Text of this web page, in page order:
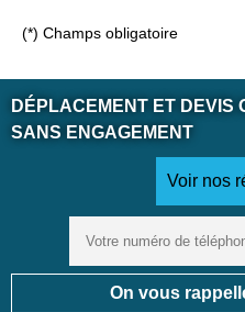
(*) Champs obligatoire
DÉPLACEMENT ET DEVIS
SANS ENGAGEMENT
Voir nos
On vous